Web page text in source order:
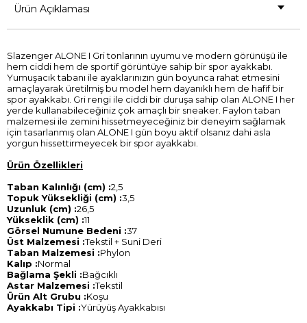
Ürün Açıklaması
Slazenger ALONE I Gri tonlarının uyumu ve modern görünüşü ile
hem ciddi hem de sportif görüntüye sahip bir spor ayakkabı.
Yumuşacık tabanı ile ayaklarınızın gün boyunca rahat etmesini
amaçlayarak üretilmiş bu model hem dayanıklı hem de hafif bir
spor ayakkabı. Gri rengi ile ciddi bir duruşa sahip olan ALONE I her
yerde kullanabileceğiniz çok amaçlı bir sneaker. Faylon taban
malzemesi ile zemini hissetmeyeceğiniz bir deneyim sağlamak
için tasarlanmış olan ALONE I gün boyu aktif olsanız dahi asla
yorgun hissettirmeyecek bir spor ayakkabı.
Ürün Özellikleri
Taban Kalınlığı (cm) :2,5
Topuk Yüksekliği (cm) :3,5
Uzunluk (cm) :26,5
Yükseklik (cm) :11
Görsel Numune Bedeni :37
Üst Malzemesi :Tekstil + Suni Deri
Taban Malzemesi :Phylon
Kalıp :Normal
Bağlama Şekli :Bağcıklı
Astar Malzemesi :Tekstil
Ürün Alt Grubu :Koşu
Ayakkabı Tipi :Yürüyüş Ayakkabısı